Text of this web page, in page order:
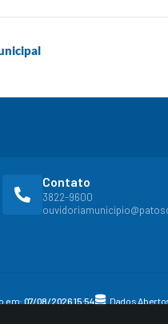
Contato
3822-9600
em: 07/08/2026 15:54 Dados